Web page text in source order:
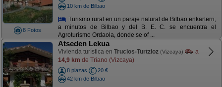
8 Fotos
10 km de Bilbao
Turismo rural en un paraje natural de Bilbao enkarterri,
a minutos de Bilbao y del B. E. C. se encuentra el
Agroturismo Ordaola, donde se of ...
Atseden Lekua
Vivienda turística en Trucios-Turtzioz (Vizcaya)
a
14,9 km de Triano (Vizcaya)
8 plazas
20 €
42 km de Bilbao